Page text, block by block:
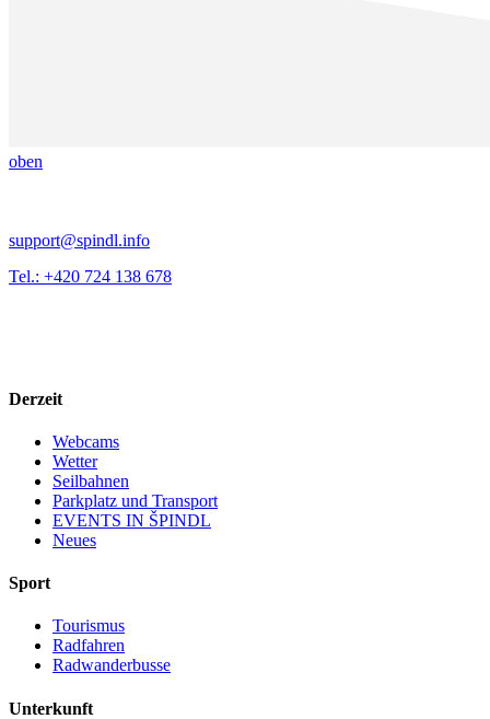
oben
support@spindl.info
Tel.: +420 724 138 678
Derzeit
Webcams
Wetter
Seilbahnen
Parkplatz und Transport
EVENTS IN ŠPINDL
Neues
Sport
Tourismus
Radfahren
Radwanderbusse
Unterkunft